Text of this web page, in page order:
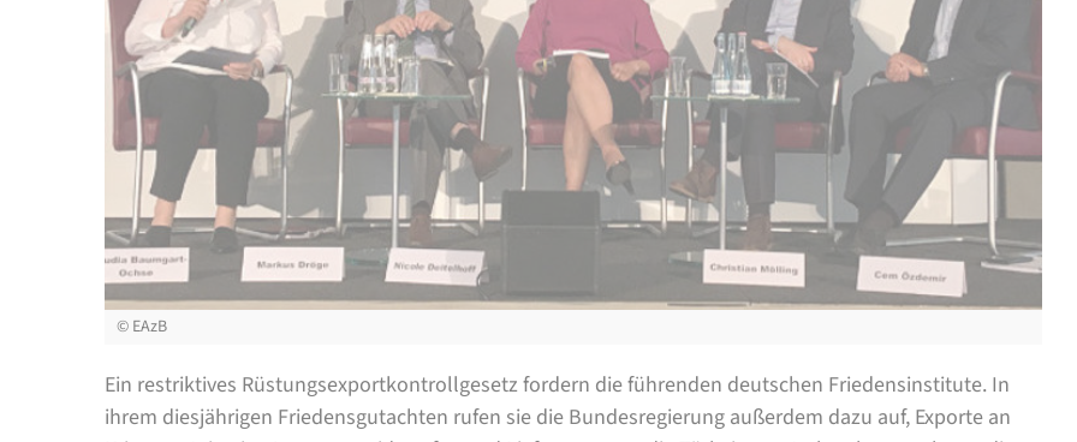
© EAzB
Ein restriktives Rüstungsexportkontrollgesetz fordern die führenden deutschen Friedensinstitute. In
ihrem diesjährigen Friedensgutachten rufen sie die Bundesregierung außerdem dazu auf, Exporte an